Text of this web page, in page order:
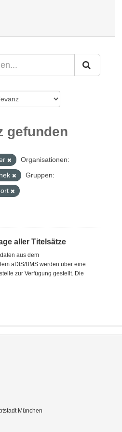
gefunden
Organisationen:
Gruppen:
aller Titelsätze
aus dem
aDIS/BMS werden über eine
zur Verfügung gestellt. Die
München